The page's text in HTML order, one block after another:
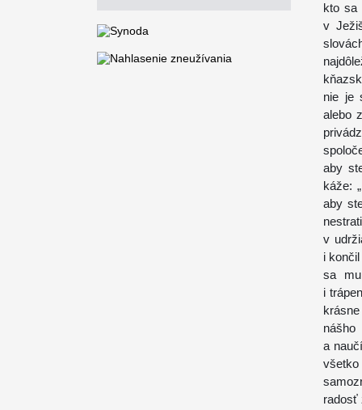
kto sa
v
nie je
alebo
aby
káže:
aby
v
i
sa
i
a
radosť